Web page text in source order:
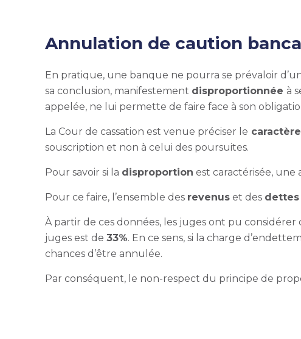
Annulation de caution
En pratique, une banque ne pourra se prévaloir
sa conclusion, manifestement disproportionnéeà
appelée, ne lui permette de faire face à son
La Cour de cassation est venue préciser le
souscription et non à celui des poursuites.
Pour savoir si la disproportion est caractérisée,
Pour ce faire, l’ensemble des revenus et des dettes
À partir de ces données, les juges ont pu
juges est de33%. En ce sens, si la charge
chances d’être annulée.
Par conséquent, le non-respect du principe de